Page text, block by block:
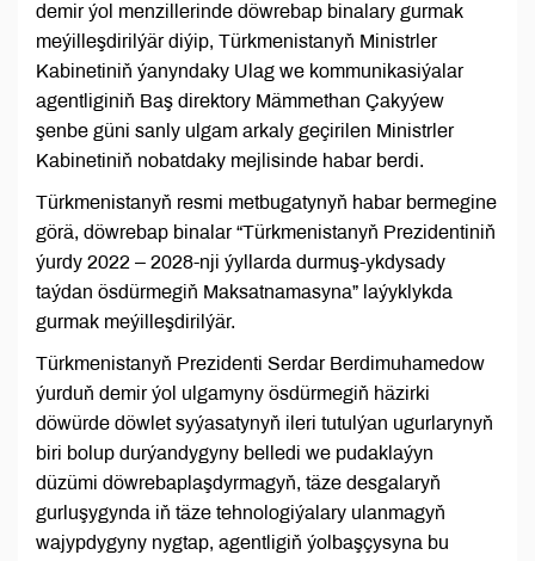
demir ýol menzillerinde döwrebap binalary gurmak
meýilleşdirilýär diýip, Türkmenistanyň Ministrler
Kabinetiniň ýanyndaky Ulag we kommunikasiýalar
agentliginiň Baş direktory Mämmethan Çakyýew
şenbe güni sanly ulgam arkaly geçirilen Ministrler
Kabinetiniň nobatdaky mejlisinde habar berdi.
Türkmenistanyň resmi metbugatynyň habar bermegine
görä, döwrebap binalar “Türkmenistanyň Prezidentiniň
ýurdy 2022 – 2028-nji ýyllarda durmuş-ykdysady
taýdan ösdürmegiň Maksatnamasyna” laýyklykda
gurmak meýilleşdirilýär.
Türkmenistanyň Prezidenti Serdar Berdimuhamedow
ýurduň demir ýol ulgamyny ösdürmegiň häzirki
döwürde döwlet syýasatynyň ileri tutulýan ugurlarynyň
biri bolup durýandygyny belledi we pudaklaýyn
düzümi döwrebaplaşdyrmagyň, täze desgalaryň
gurluşygynda iň täze tehnologiýalary ulanmagyň
wajypdygyny nygtap, agentligiň ýolbaşçysyna bu